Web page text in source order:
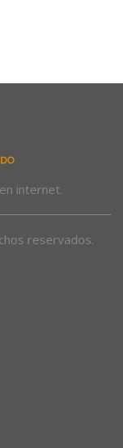
internet.
reservados.